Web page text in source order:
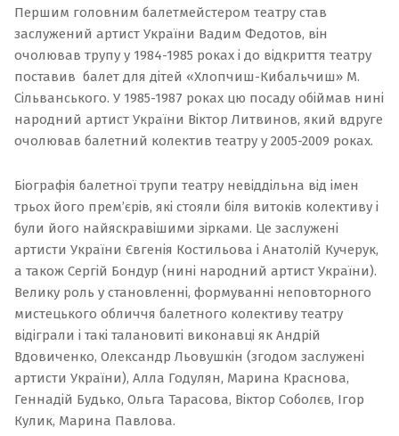
Першим головним балетмейстером театру став
заслужений артист України Вадим Федотов, він
очолював трупу у 1984-1985 роках і до відкриття театру
поставив балет для дітей «Хлопчиш-Кибальчиш» М.
Сільванського. У 1985-1987 роках цю посаду обіймав нині
народний артист України Віктор Литвинов, який вдруге
очолював балетний колектив театру у 2005-2009 роках.
Біографія балетної трупи театру невіддільна від імен
трьох його прем’єрів, які стояли біля витоків колективу і
були його найяскравішими зірками. Це заслужені
артисти України Євгенія Костильова і Анатолій Кучерук,
а також Сергій Бондур (нині народний артист України).
Велику роль у становленні, формуванні неповторного
мистецького обличчя балетного колективу театру
відіграли і такі талановиті виконавці як Андрій
Вдовиченко, Олександр Льовушкін (згодом заслужені
артисти України), Алла Годулян, Марина Краснова,
Геннадій Будько, Ольга Тарасова, Віктор Соболєв, Ігор
Кулик, Марина Павлова.